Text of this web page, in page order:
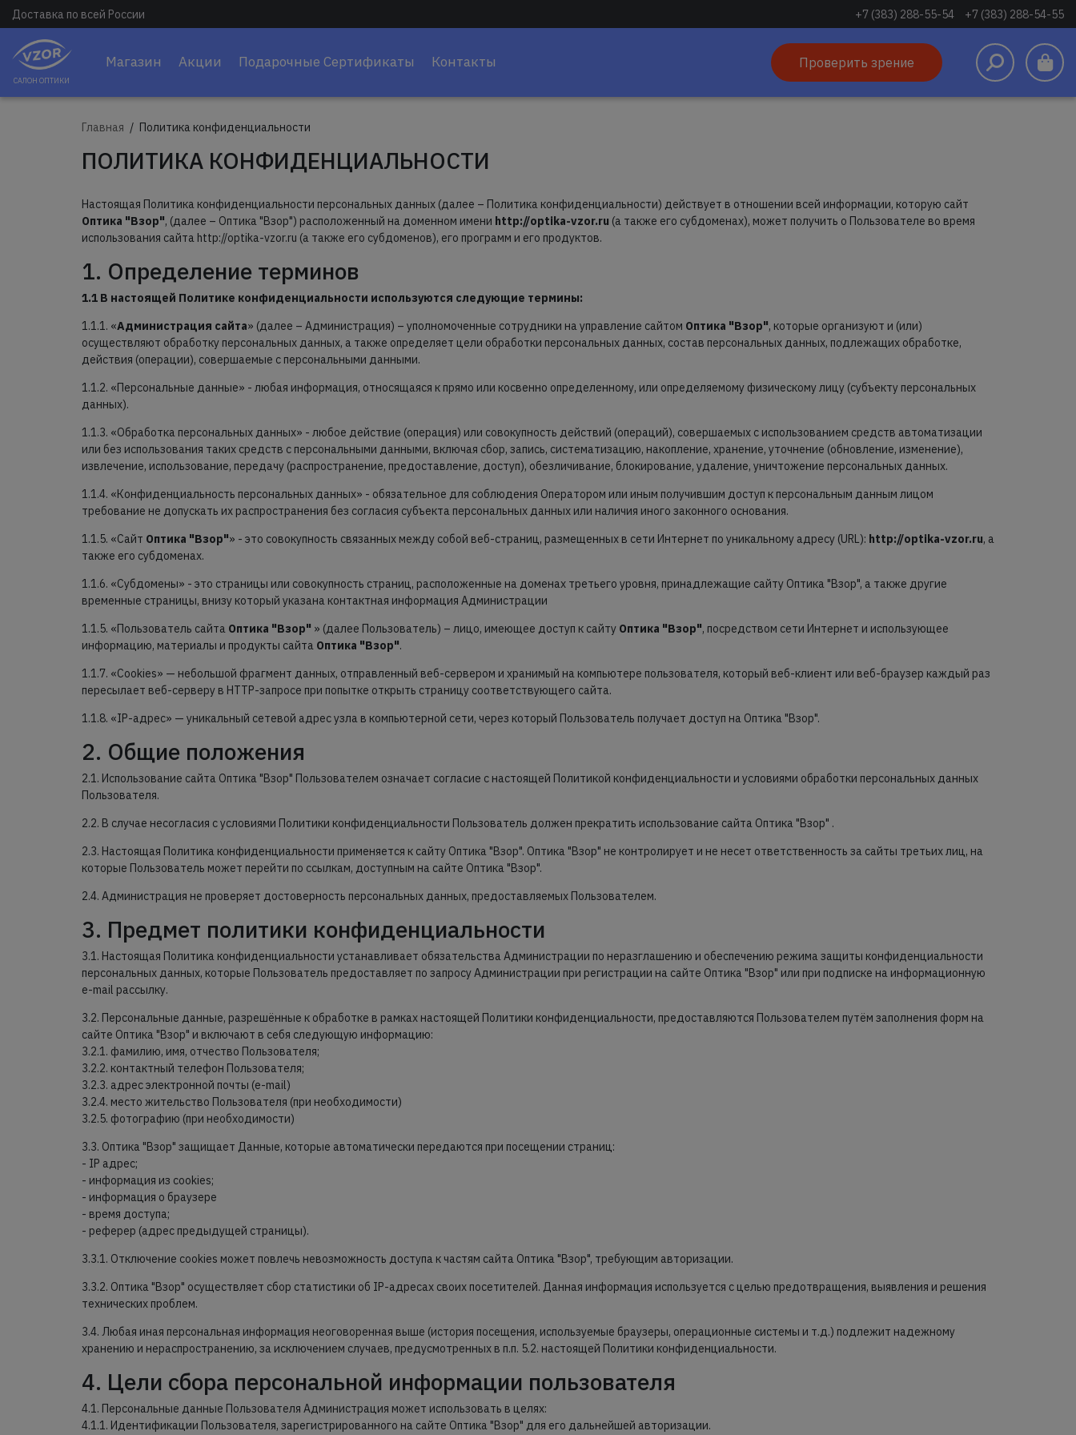
Доставка по всей России +7 (383) 288-55-54 +7 (383) 288-54-55
САЛОН ОПТИКИ
Магазин Акции Подарочные Сертификаты Контакты Проверить зрение
Главная Политика конфиденциальности
ПОЛИТИКА КОНФИДЕНЦИАЛЬНОСТИ
Настоящая Политика конфиденциальности персональных данных (далее – Политика конфиденциальности) действует в отношении всей информации, которую сайт
Оптика "Взор", (далее – Оптика "Взор") расположенный на доменном имени http://optika-vzor.ru (а также его субдоменах), может получить о Пользователе во время
использования сайта http://optika-vzor.ru (а также его субдоменов), его программ и его продуктов.
1. Определение терминов
1.1 В настоящей Политике конфиденциальности используются следующие термины:
1.1.1. «Администрация сайта» (далее – Администрация) – уполномоченные сотрудники на управление сайтом Оптика "Взор", которые организуют и (или)
осуществляют обработку персональных данных, а также определяет цели обработки персональных данных, состав персональных данных, подлежащих обработке,
действия (операции), совершаемые с персональными данными.
1.1.2. «Персональные данные» - любая информация, относящаяся к прямо или косвенно определенному, или определяемому физическому лицу (субъекту персональных
данных).
1.1.3. «Обработка персональных данных» - любое действие (операция) или совокупность действий (операций), совершаемых с использованием средств автоматизации
или без использования таких средств с персональными данными, включая сбор, запись, систематизацию, накопление, хранение, уточнение (обновление, изменение),
извлечение, использование, передачу (распространение, предоставление, доступ), обезличивание, блокирование, удаление, уничтожение персональных данных.
1.1.4. «Конфиденциальность персональных данных» - обязательное для соблюдения Оператором или иным получившим доступ к персональным данным лицом
требование не допускать их распространения без согласия субъекта персональных данных или наличия иного законного основания.
1.1.5. «Сайт Оптика "Взор"» - это совокупность связанных между собой веб-страниц, размещенных в сети Интернет по уникальному адресу (URL): http://optika-vzor.ru, а
также его субдоменах.
1.1.6. «Субдомены» - это страницы или совокупность страниц, расположенные на доменах третьего уровня, принадлежащие сайту Оптика "Взор", а также другие
временные страницы, внизу который указана контактная информация Администрации
1.1.5. «Пользователь сайта Оптика "Взор" » (далее Пользователь) – лицо, имеющее доступ к сайту Оптика "Взор", посредством сети Интернет и использующее
информацию, материалы и продукты сайта Оптика "Взор".
1.1.7. «Cookies» — небольшой фрагмент данных, отправленный веб-сервером и хранимый на компьютере пользователя, который веб-клиент или веб-браузер каждый раз
пересылает веб-серверу в HTTP-запросе при попытке открыть страницу соответствующего сайта.
1.1.8. «IP-адрес» — уникальный сетевой адрес узла в компьютерной сети, через который Пользователь получает доступ на Оптика "Взор".
2. Общие положения
2.1. Использование сайта Оптика "Взор" Пользователем означает согласие с настоящей Политикой конфиденциальности и условиями обработки персональных данных
Пользователя.
2.2. В случае несогласия с условиями Политики конфиденциальности Пользователь должен прекратить использование сайта Оптика "Взор" .
2.3. Настоящая Политика конфиденциальности применяется к сайту Оптика "Взор". Оптика "Взор" не контролирует и не несет ответственность за сайты третьих лиц, на
которые Пользователь может перейти по ссылкам, доступным на сайте Оптика "Взор".
2.4. Администрация не проверяет достоверность персональных данных, предоставляемых Пользователем.
3. Предмет политики конфиденциальности
3.1. Настоящая Политика конфиденциальности устанавливает обязательства Администрации по неразглашению и обеспечению режима защиты конфиденциальности
персональных данных, которые Пользователь предоставляет по запросу Администрации при регистрации на сайте Оптика "Взор" или при подписке на информационную
e-mail рассылку.
3.2. Персональные данные, разрешённые к обработке в рамках настоящей Политики конфиденциальности, предоставляются Пользователем путём заполнения форм на
сайте Оптика "Взор" и включают в себя следующую информацию:
3.2.1. фамилию, имя, отчество Пользователя;
3.2.2. контактный телефон Пользователя;
3.2.3. адрес электронной почты (e-mail)
3.2.4. место жительство Пользователя (при необходимости)
3.2.5. фотографию (при необходимости)
3.3. Оптика "Взор" защищает Данные, которые автоматически передаются при посещении страниц:
- IP адрес;
- информация из cookies;
- информация о браузере
- время доступа;
- реферер (адрес предыдущей страницы).
3.3.1. Отключение cookies может повлечь невозможность доступа к частям сайта Оптика "Взор", требующим авторизации.
3.3.2. Оптика "Взор" осуществляет сбор статистики об IP-адресах своих посетителей. Данная информация используется с целью предотвращения, выявления и решения
технических проблем.
3.4. Любая иная персональная информация неоговоренная выше (история посещения, используемые браузеры, операционные системы и т.д.) подлежит надежному
хранению и нераспространению, за исключением случаев, предусмотренных в п.п. 5.2. настоящей Политики конфиденциальности.
4. Цели сбора персональной информации пользователя
4.1. Персональные данные Пользователя Администрация может использовать в целях:
4.1.1. Идентификации Пользователя, зарегистрированного на сайте Оптика "Взор" для его дальнейшей авторизации.